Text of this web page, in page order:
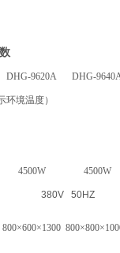
DHG-9620A DHG-
环境温度）
4500W 4500W
380V 50HZ
800×600×1300